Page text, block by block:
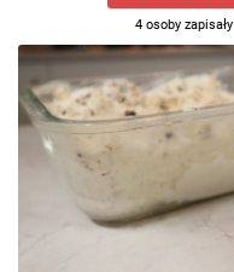
4 osoby zapisały